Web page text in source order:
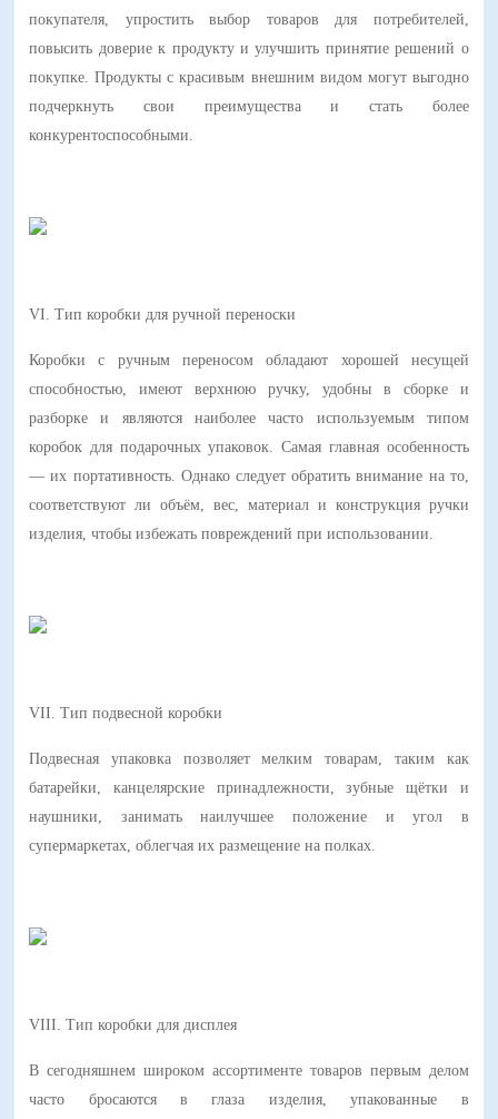
покупателя, упростить выбор товаров для потребителей,
повысить доверие к продукту и улучшить принятие решений о
покупке. Продукты с красивым внешним видом могут выгодно
подчеркнуть свои преимущества и стать более
конкурентоспособными.
VI. Тип коробки для ручной переноски
Коробки с ручным переносом обладают хорошей несущей
способностью, имеют верхнюю ручку, удобны в сборке и
разборке и являются наиболее часто используемым типом
коробок для подарочных упаковок. Самая главная особенность
— их портативность. Однако следует обратить внимание на то,
соответствуют ли объём, вес, материал и конструкция ручки
изделия, чтобы избежать повреждений при использовании.
VII. Тип подвесной коробки
Подвесная упаковка позволяет мелким товарам, таким как
батарейки, канцелярские принадлежности, зубные щётки и
наушники, занимать наилучшее положение и угол в
супермаркетах, облегчая их размещение на полках.
VIII. Тип коробки для дисплея
В сегодняшнем широком ассортименте товаров первым делом
часто бросаются в глаза изделия, упакованные в